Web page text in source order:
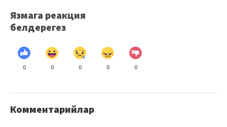
Язмага реакция
белдерегез
0 0 0 0 0
Комментарийлар